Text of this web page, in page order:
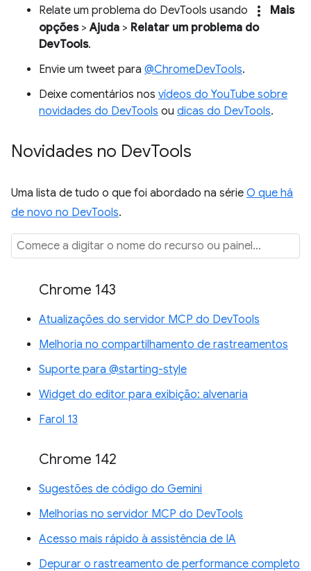
Relate um problema do DevTools usando
more_vert
Mais
opções>Ajuda > Relatar um problema do
DevTools.
Envie um tweet para @ChromeDevTools.
Deixe comentários nos vídeos do YouTube sobre
novidades do DevTools ou dicas do DevTools.
Novidades no DevTools
Uma lista de tudo o que foi abordado na série O que há
de novo no DevTools.
Chrome 143
Atualizações do servidor MCP do DevTools
Melhoria no compartilhamento de rastreamentos
Suporte para @starting-style
Widget do editor para exibição: alvenaria
Farol 13
Chrome 142
Sugestões de código do Gemini
Melhorias no servidor MCP do DevTools
Acesso mais rápido à assistência de IA
Depurar o rastreamento de performance completo